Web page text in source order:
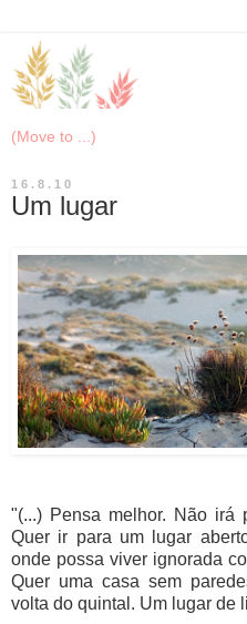
16.8.10
Um lugar
"(...) Pensa melhor. Não irá
Quer ir para um lugar
onde possa viver ignorada
Quer uma casa sem
volta do quintal. Um lugar de